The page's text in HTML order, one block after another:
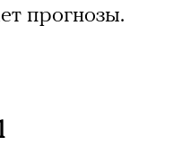
прогнозы.